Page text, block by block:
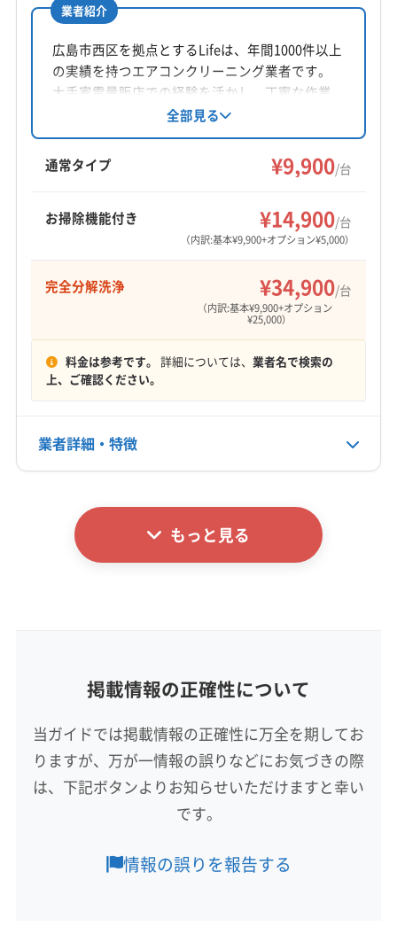
所在地
広島県廿日市市大野鳴川8446-6
対応地域
岩国市 周南市
(広島県) 呉市
(広島県) 広島市安芸区
(広島県) 広島市安佐南区
(広島県) 広島市安佐北区
(広島県) 広島市中区
(広島県) 大竹市
(広島県) 東広島市
定休日
電話番号
非公開
公式サイトなし
業者紹介
広島市西区を拠点とするLifeは、年間1000件以上
の実績を持つエアコンクリーニング業者です。
大手家電量販店での経験を活かし、丁寧な作業
と説明を心がけています。完全分解洗浄や防カ
ビ抗菌コーティングにも対応し、山口県、広島
県で活動中です。
全部見る
通常タイプ ¥9,900/台
お掃除機能付き ¥14,900/台
（内訳:基本¥9,900+オプション¥5,000）
完全分解洗浄 ¥34,900/台
（内訳:基本¥9,900+オプション
¥25,000）
料金は参考です。 詳細については、 業者名で検索の
上、ご確認ください。
業者詳細・特徴
基本情報
代表者名
光市 下松市 岩国市 周南市 柳井市
玖珂郡和木町
熊毛郡上関町
熊毛郡田布施町
熊毛郡平生町
大島郡周防大島町
(広島県) 広島市安芸区
(広島県) 広島市安佐北区
(広島県) 広島市中区
(広島県) 広島市東区
9:00〜19:00
もっと見る
掲載情報の正確性について
当ガイドでは掲載情報の正確性に万全を期してお
りますが、万が一情報の誤りなどにお気づきの際
は、下記ボタンよりお知らせいただけますと幸い
です。
情報の誤りを報告する